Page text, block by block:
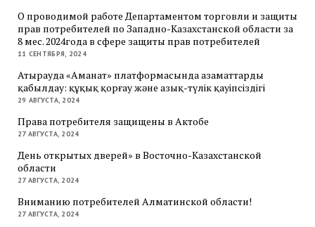
О проводимой работе Департаментом торговли и защиты
прав потребителей по Западно-Казахстанской области за
8 мес. 2024года в сфере защиты прав потребителей
11 СЕНТЯБРЯ, 2024
Атырауда «Аманат» платформасында азаматтарды
қабылдау: құқық қорғау және азық-түлік қауіпсіздігі
29 АВГУСТА, 2024
Права потребителя защищены в Актобе
27 АВГУСТА, 2024
День открытых дверей» в Восточно-Казахстанской
области
27 АВГУСТА, 2024
Вниманию потребителей Алматинской области!
27 АВГУСТА, 2024